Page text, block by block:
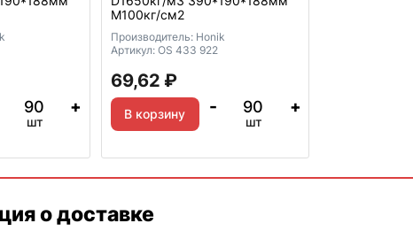
+
шт
М100кг/см2
Производитель: Honik
Артикул: OS 433 922
69,62 ₽
В корзину - +
шт
о доставке